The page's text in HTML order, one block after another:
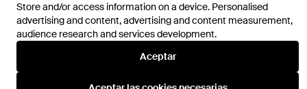
Store and/or access information on a device. Personalised
advertising and content, advertising and content measurement,
audience research and services development.
Aceptar